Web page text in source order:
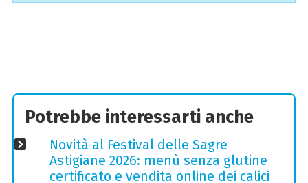
Potrebbe interessarti anche
Novità al Festival delle Sagre
Astigiane 2026: menù senza glutine
certificato e vendita online dei calici